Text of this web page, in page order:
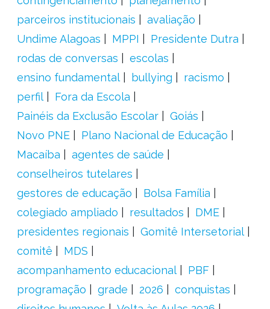
parceiros institucionais
avaliação
Undime Alagoas
MPPI
Presidente Dutra
rodas de conversas
escolas
ensino fundamental
bullying
racismo
perfil
Fora da Escola
Painéis da Exclusão Escolar
Goiás
Novo PNE
Plano Nacional de Educação
Macaíba
agentes de saúde
conselheiros tutelares
gestores de educação
Bolsa Família
colegiado ampliado
resultados
DME
presidentes regionais
Gomitê Intersetorial
comitê
MDS
acompanhamento educacional
PBF
programação
grade 2026
conquistas